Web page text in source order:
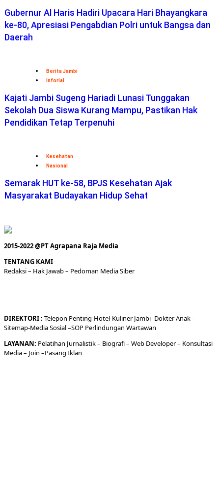
Gubernur Al Haris Hadiri Upacara Hari Bhayangkara
ke-80, Apresiasi Pengabdian Polri untuk Bangsa dan
Daerah
Berita Jambi
Inforial
Kajati Jambi Sugeng Hariadi Lunasi Tunggakan
Sekolah Dua Siswa Kurang Mampu, Pastikan Hak
Pendidikan Tetap Terpenuhi
Kesehatan
Nasional
Semarak HUT ke-58, BPJS Kesehatan Ajak
Masyarakat Budayakan Hidup Sehat
2015-2022 @PT Agrapana Raja Media
TENTANG KAMI
Redaksi– Hak Jawab – Pedoman Media Siber
DIREKTORI: Telepon Penting-Hotel-KulinerJambi–DokterAnak –
Sitemap-Media Sosial –SOP Perlindungan Wartawan
LAYANAN: Pelatihan Jurnalistik – Biografi– Web Developer– Konsultasi
Media– Join –Pasang Iklan